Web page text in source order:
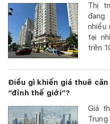
Thị
đang
nhiều
tại
trên
Điều gì khiến giá thuê căn
“đỉnh thế giới”?
Giá